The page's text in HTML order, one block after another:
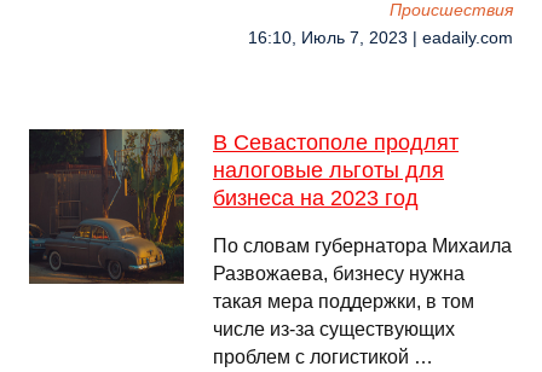
Происшествия
16:10, Июль 7, 2023 | eadaily.com
В Севастополе продлят
налоговые льготы для
бизнеса на 2023 год
По словам губернатора Михаила
Развожаева, бизнесу нужна
такая мера поддержки, в том
числе из-за существующих
проблем с логистикой …